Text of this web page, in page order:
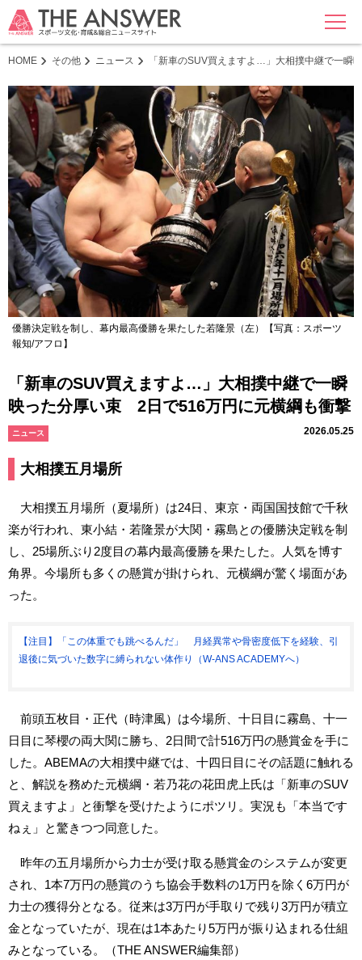
MENU
HOME その他 ニュース 「新車のSUV買えますよ…」大相撲中継で一
優勝決定戦を制し、幕内最高優勝を果たした若隆景（左）【写真：スポーツ
報知/アフロ】
「新車のSUV買えますよ…」大相撲中継で一瞬
映った分厚い束 2日で516万円に元横綱も衝撃
ニュース 2026.05.25
大相撲五月場所
大相撲五月場所（夏場所）は24日、東京・両国国技館で千秋
楽が行われ、東小結・若隆景が大関・霧島との優勝決定戦を制
し、25場所ぶり2度目の幕内最高優勝を果たした。人気を博す
角界。今場所も多くの懸賞が掛けられ、元横綱が驚く場面があ
った。
【注目】「この体重でも跳べるんだ」 月経異常や骨密度低下を経験、引
退後に気づいた数字に縛られない体作り（W-ANS ACADEMYへ）
前頭五枚目・正代（時津風）は今場所、十日目に霧島、十一
日目に琴櫻の両大関に勝ち、2日間で計516万円の懸賞金を手に
した。ABEMAの大相撲中継では、十四日目にその話題に触れる
と、解説を務めた元横綱・若乃花の花田虎上氏は「新車のSUV
買えますよ」と衝撃を受けたようにポツリ。実況も「本当です
ねぇ」と驚きつつ同意した。
昨年の五月場所から力士が受け取る懸賞金のシステムが変更
され、1本7万円の懸賞のうち協会手数料の1万円を除く6万円が
力士の獲得分となる。従来は3万円が手取りで残り3万円が積立
金となっていたが、現在は1本あたり5万円が振り込まれる仕組
みとなっている。（THE ANSWER編集部）